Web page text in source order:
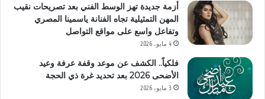
أزمة جديدة تهز الوسط الفني بعد تصريحات نقيب
المهن التمثيلية تجاه الفنانة ياسمينا المصري
وتفاعل واسع على مواقع التواصل
4 مايو، 2026
فلكياً.. الكشف عن موعد وقفة عرفة وعيد
الأضحى 2026 بعد تحديد غرة ذي الحجة
3 مايو، 2026